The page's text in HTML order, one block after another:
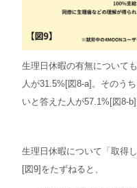
生理日休暇の有無について
人が31.5%[図8-a]。そのう
いと答えた人が57.1%[図8-b]
生理日休暇について「取得
[図9]をたずねると、